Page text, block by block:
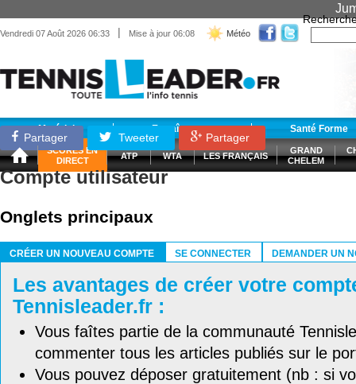
Vendredi 07 Août 2026 06:33 | Mise à jour 06:08 Météo
Matériel Entraînement Santé Forme
SCORES EN
DIRECT
ATP WTA LES FRANÇAIS
GRAND
CHELEM
Partager Tweeter Partager
Compte utilisateur
Onglets principaux
CRÉER UN NOUVEAU COMPTE
SE CONNECTER DEMANDER UN
Les avantages de créer votre
Tennisleader.fr :
Vous faîtes partie de la communauté
commenter tous les articles publiés sur le
Vous pouvez déposer gratuitement (nb : si